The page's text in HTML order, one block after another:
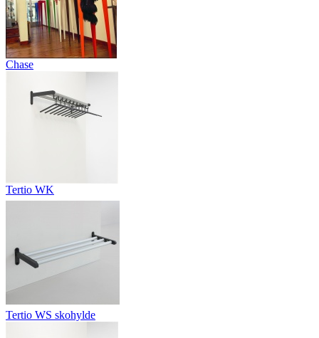
Chase
Tertio WK
Tertio WS skohylde